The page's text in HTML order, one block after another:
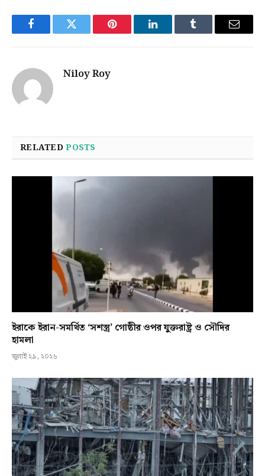
FacebookTwitter Pinterest LinkedInTumblr Email
Niloy Roy
RELATEDPOSTS
ইরাকে ইরান-সমর্থিত ‘সশস্ত্র’ গোষ্ঠীর ওপর যুক্তরাষ্ট্র ও সৌদির
হামলা
জুলাই ২৯, ২০২৬